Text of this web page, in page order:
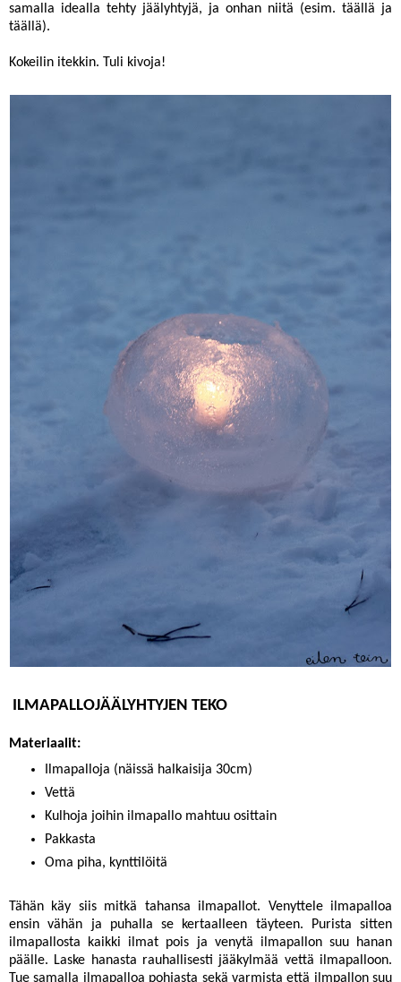
samalla idealla tehty jäälyhtyjä, ja onhan niitä (esim. täällä ja
täällä).
Kokeilin itekkin. Tuli kivoja!
ILMAPALLOJÄÄLYHTYJEN TEKO
Materiaalit:
Ilmapalloja (näissä halkaisija 30cm)
Vettä
Kulhoja joihin ilmapallo mahtuu osittain
Pakkasta
Oma piha, kynttilöitä
Tähän käy siis mitkä tahansa ilmapallot. Venyttele ilmapalloa
ensin vähän ja puhalla se kertaalleen täyteen. Purista sitten
ilmapallosta kaikki ilmat pois ja venytä ilmapallon suu hanan
päälle. Laske hanasta rauhallisesti jääkylmää vettä ilmapalloon.
Tue samalla ilmapalloa pohjasta sekä varmista että ilmpallon suu